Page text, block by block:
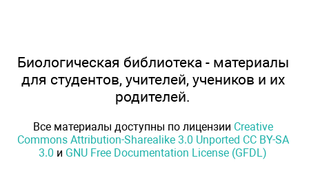
Биологическая библиотека - материалы
для студентов, учителей, учеников и их
родителей.
Все материалы доступны по лицензии Creative
Commons Attribution-Sharealike 3.0 Unported CC BY-SA
3.0 и GNU Free Documentation License (GFDL)